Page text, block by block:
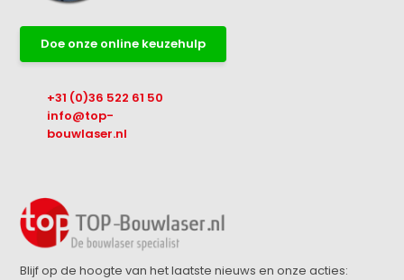
Doe onze online keuzehulp
+31 (0)36 522 61 50
info@top-
bouwlaser.nl
Blijf op de hoogte van het laatste nieuws en onze acties: